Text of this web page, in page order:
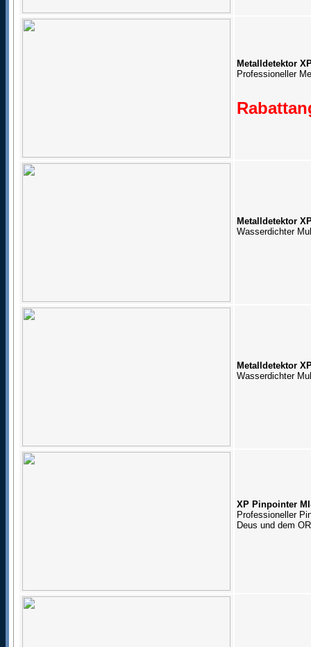
Metalldetektor
Professioneller
Metalldetektor
Wasserdichter
Metalldetektor
Wasserdichter
XP Pinpointer
Professioneller
Deus und dem